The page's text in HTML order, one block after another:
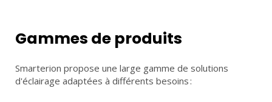
Gammes de produits
Smarterion propose une large gamme de solutions
d'éclairage adaptées à différents besoins :